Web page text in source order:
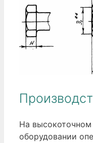
На
оборудовании